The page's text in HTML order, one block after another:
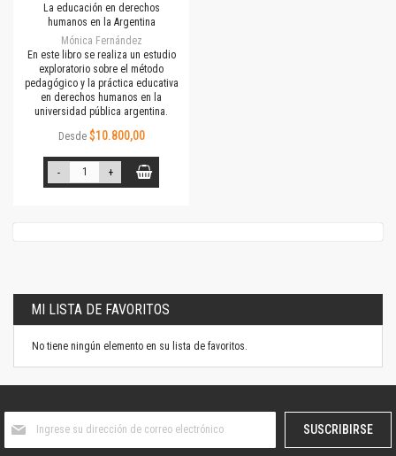
La educación en derechos
humanos en la Argentina
Mónica Fernández
En este libro se realiza un estudio
exploratorio sobre el método
pedagógico y la práctica educativa
en derechos humanos en la
universidad pública argentina.
Desde $10.800,00
- +
MI LISTA DE FAVORITOS
No tiene ningún elemento en su lista de favoritos.
boletín
SUSCRIBIRSE